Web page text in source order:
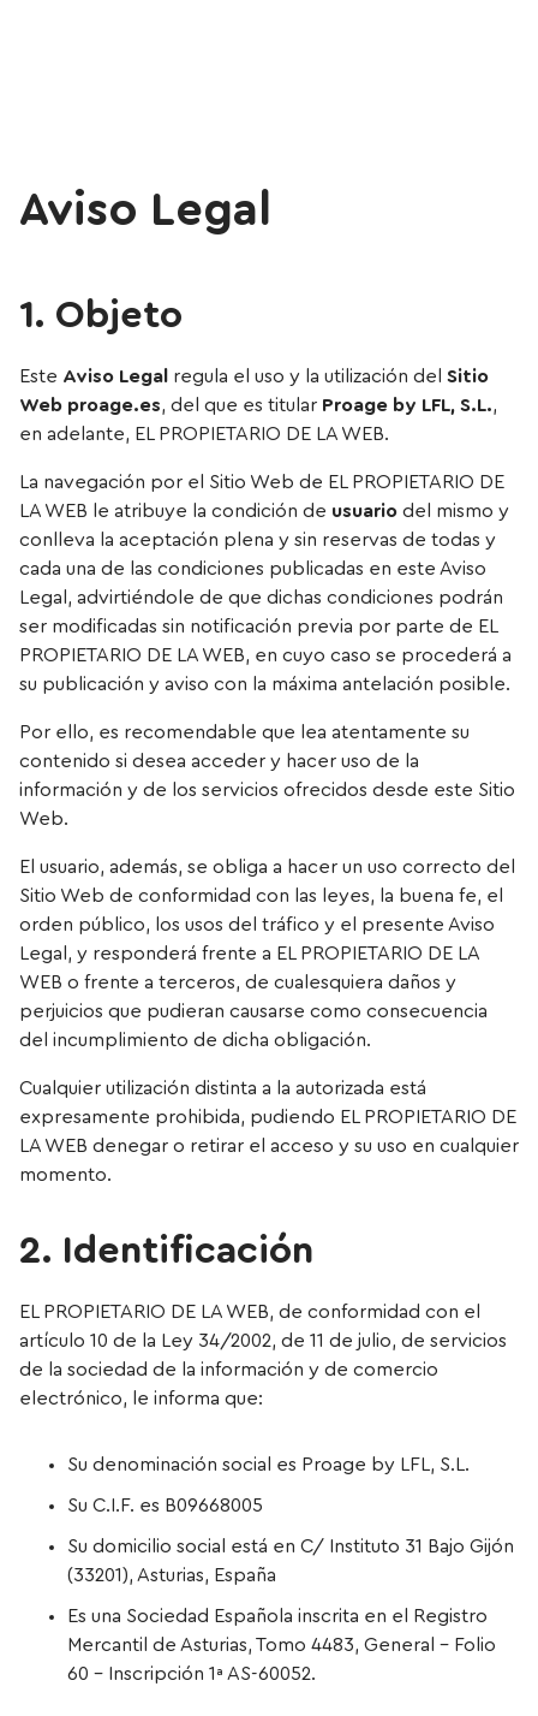
Aviso Legal
1. Objeto
Este Aviso Legal regula el uso y la utilización del Sitio
Web proage.es, del que es titular Proage by LFL, S.L.,
en adelante, EL PROPIETARIO DE LA WEB.
La navegación por el Sitio Web de EL PROPIETARIO DE
LA WEB le atribuye la condición de usuario del mismo y
conlleva la aceptación plena y sin reservas de todas y
cada una de las condiciones publicadas en este Aviso
Legal, advirtiéndole de que dichas condiciones podrán
ser modificadas sin notificación previa por parte de EL
PROPIETARIO DE LA WEB, en cuyo caso se procederá a
su publicación y aviso con la máxima antelación posible.
Por ello, es recomendable que lea atentamente su
contenido si desea acceder y hacer uso de la
información y de los servicios ofrecidos desde este Sitio
Web.
El usuario, además, se obliga a hacer un uso correcto del
Sitio Web de conformidad con las leyes, la buena fe, el
orden público, los usos del tráfico y el presente Aviso
Legal, y responderá frente a EL PROPIETARIO DE LA
WEB o frente a terceros, de cualesquiera daños y
perjuicios que pudieran causarse como consecuencia
del incumplimiento de dicha obligación.
Cualquier utilización distinta a la autorizada está
expresamente prohibida, pudiendo EL PROPIETARIO DE
LA WEB denegar o retirar el acceso y su uso en cualquier
momento.
2. Identificación
EL PROPIETARIO DE LA WEB, de conformidad con el
artículo 10 de la Ley 34/2002, de 11 de julio, de servicios
de la sociedad de la información y de comercio
electrónico, le informa que:
Su denominación social es Proage by LFL, S.L.
Su C.I.F. es B09668005
Su domicilio social está en C/ Instituto 31 Bajo Gijón
(33201), Asturias, España
Es una Sociedad Española inscrita en el Registro
Mercantil de Asturias, Tomo 4483, General – Folio
60 – Inscripción 1ª AS-60052.